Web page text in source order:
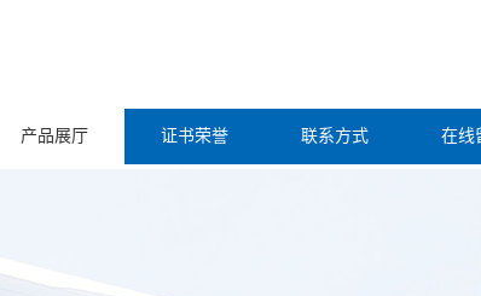
产品展厅 证书荣誉 联系方式 在线